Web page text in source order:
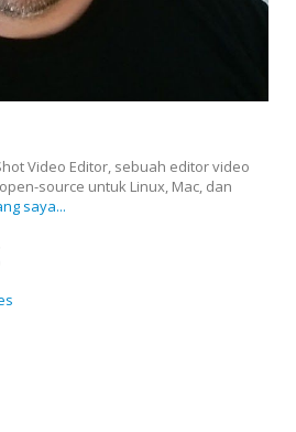
Video Editor, sebuah editor video
source untuk Linux, Mac, dan
saya...